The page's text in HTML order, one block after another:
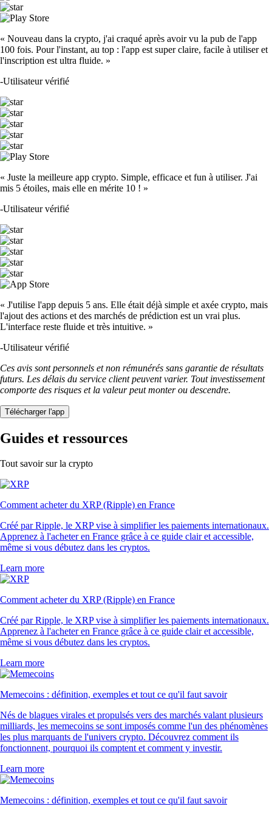
« Nouveau dans la crypto, j'ai craqué après avoir vu la pub de l'app
100 fois. Pour l'instant, au top : l'app est super claire, facile à utiliser et
l'inscription est ultra fluide. »
-Utilisateur vérifié
« Juste la meilleure app crypto. Simple, efficace et fun à utiliser. J'ai
mis 5 étoiles, mais elle en mérite 10 ! »
-Utilisateur vérifié
« J'utilise l'app depuis 5 ans. Elle était déjà simple et axée crypto, mais
l'ajout des actions et des marchés de prédiction est un vrai plus.
L'interface reste fluide et très intuitive. »
-Utilisateur vérifié
Ces avis sont personnels et non rémunérés sans garantie de résultats
futurs. Les délais du service client peuvent varier. Tout investissement
comporte des risques et la valeur peut monter ou descendre.
Télécharger l'app
Guides et ressources
Tout savoir sur la crypto
Comment acheter du XRP (Ripple) en France
Créé par Ripple, le XRP vise à simplifier les paiements internationaux.
Apprenez à l'acheter en France grâce à ce guide clair et accessible,
même si vous débutez dans les cryptos.
Learn more
Comment acheter du XRP (Ripple) en France
Créé par Ripple, le XRP vise à simplifier les paiements internationaux.
Apprenez à l'acheter en France grâce à ce guide clair et accessible,
même si vous débutez dans les cryptos.
Learn more
Memecoins : définition, exemples et tout ce qu'il faut savoir
Nés de blagues virales et propulsés vers des marchés valant plusieurs
milliards, les memecoins se sont imposés comme l'un des phénomènes
les plus marquants de l'univers crypto. Découvrez comment ils
fonctionnent, pourquoi ils comptent et comment y investir.
Learn more
Memecoins : définition, exemples et tout ce qu'il faut savoir